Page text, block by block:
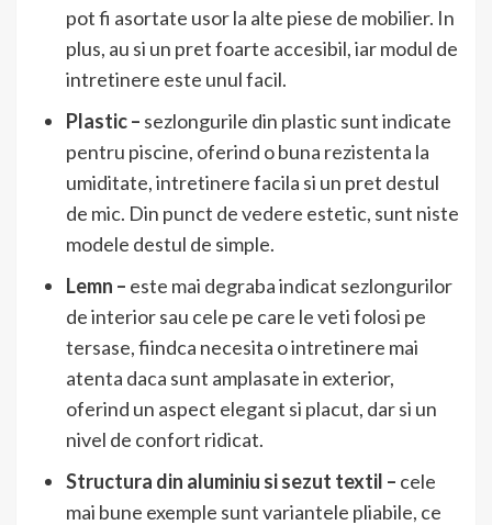
pot fi asortate usor la alte piese de mobilier. In
plus, au si un pret foarte accesibil, iar modul de
intretinere este unul facil.
Plastic – sezlongurile din plastic sunt indicate
pentru piscine, oferind o buna rezistenta la
umiditate, intretinere facila si un pret destul
de mic. Din punct de vedere estetic, sunt niste
modele destul de simple.
Lemn – este mai degraba indicat sezlongurilor
de interior sau cele pe care le veti folosi pe
tersase, fiindca necesita o intretinere mai
atenta daca sunt amplasate in exterior,
oferind un aspect elegant si placut, dar si un
nivel de confort ridicat.
Structura din aluminiu si sezut textil – cele
mai bune exemple sunt variantele pliabile, ce